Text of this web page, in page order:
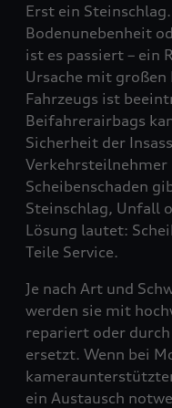
Erst ein
Bodenunebenheit
ist es passiert – ein
Ursache mit
Fahrzeugs ist
Beifahrerairbags
Sicherheit der
Scheibenschaden
Steinschlag, Unfall
Lösung lautet:
Teile Service.
Je nach Art und
werden sie mit
repariert oder
ersetzt. Wenn bei
ein Austausch